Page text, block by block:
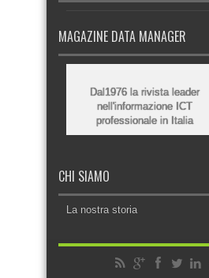
MAGAZINE DATA MANAGER
Dal1976 la rivista leader
nell'informazione ICT
professionale in Italia
CHI SIAMO
La nostra storia